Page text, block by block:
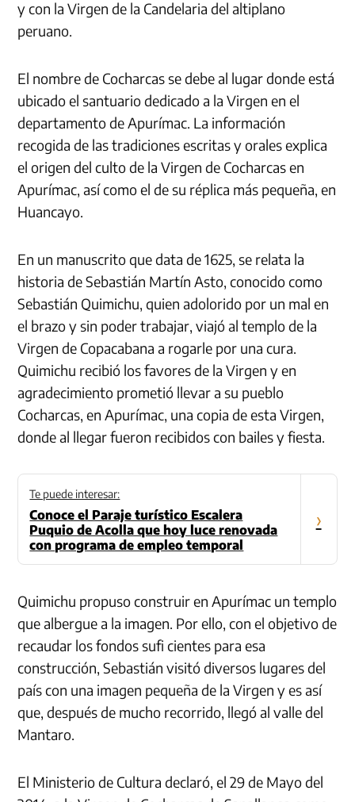
y con la Virgen de la Candelaria del altiplano
peruano.
El nombre de Cocharcas se debe al lugar donde está
ubicado el santuario dedicado a la Virgen en el
departamento de Apurímac. La información
recogida de las tradiciones escritas y orales explica
el origen del culto de la Virgen de Cocharcas en
Apurímac, así como el de su réplica más pequeña, en
Huancayo.
En un manuscrito que data de 1625, se relata la
historia de Sebastián Martín Asto, conocido como
Sebastián Quimichu, quien adolorido por un mal en
el brazo y sin poder trabajar, viajó al templo de la
Virgen de Copacabana a rogarle por una cura.
Quimichu recibió los favores de la Virgen y en
agradecimiento prometió llevar a su pueblo
Cocharcas, en Apurímac, una copia de esta Virgen,
donde al llegar fueron recibidos con bailes y fiesta.
Te puede interesar:
Conoce el Paraje turístico Escalera
Puquio de Acolla que hoy luce renovada
con programa de empleo temporal
›
Quimichu propuso construir en Apurímac un templo
que albergue a la imagen. Por ello, con el objetivo de
recaudar los fondos sufi cientes para esa
construcción, Sebastián visitó diversos lugares del
país con una imagen pequeña de la Virgen y es así
que, después de mucho recorrido, llegó al valle del
Mantaro.
El Ministerio de Cultura declaró, el 29 de Mayo del